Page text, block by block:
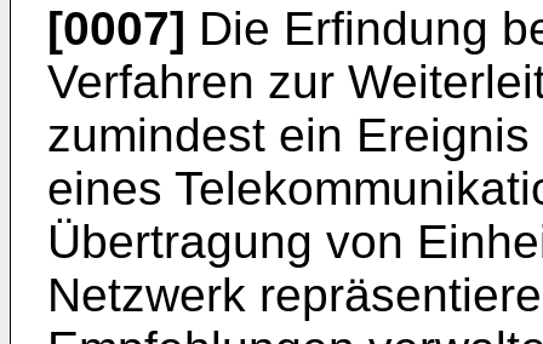
[0007] Die Erfindung
Verfahren zur
zumindest ein
eines
Übertragung von
Netzwerk